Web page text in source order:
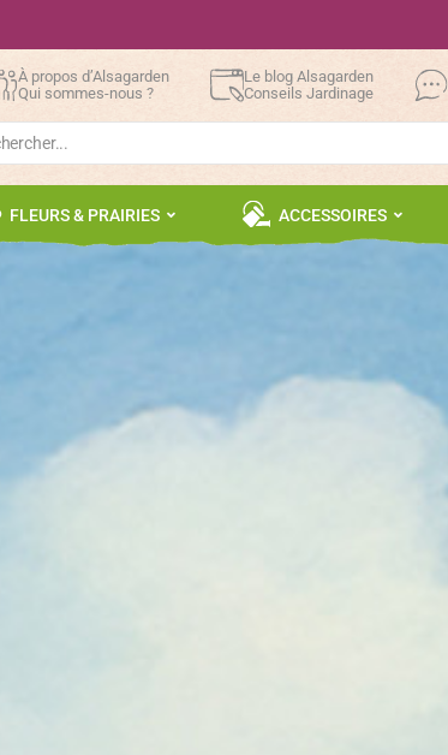
À propos d’Alsagarden
Qui sommes-nous ?
Le blog Alsagarden
Conseils Jardinage
FLEURS & PRAIRIES ACCESSOIRES